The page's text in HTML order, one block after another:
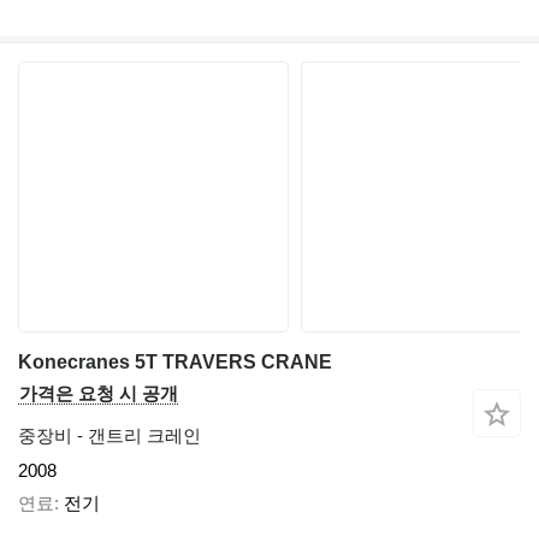
Konecranes 5T TRAVERS CRANE
가격은 요청 시 공개
중장비 - 갠트리 크레인
2008
연료
전기